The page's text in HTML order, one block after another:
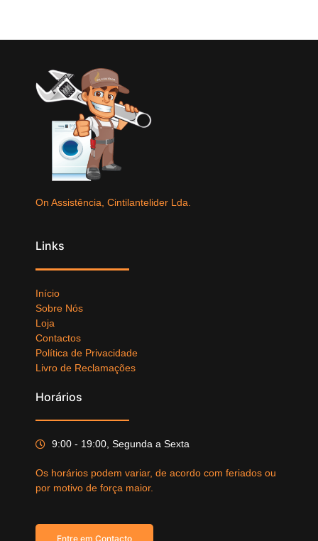
On Assistência, Cintilantelider Lda.
Links
Início
Sobre Nós
Loja
Contactos
Política de Privacidade
Livro de Reclamações
Horários
9:00 - 19:00, Segunda a Sexta
Os horários podem variar, de acordo com feriados ou
por motivo de força maior.
Entre em Contacto